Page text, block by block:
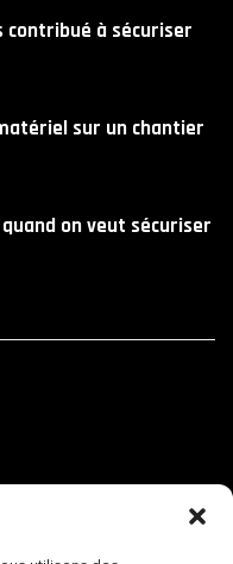
contribué à sécuriser
sur un chantier
on veut sécuriser